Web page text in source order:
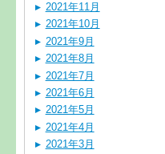
2021年11月
2021年10月
2021年9月
2021年8月
2021年7月
2021年6月
2021年5月
2021年4月
2021年3月